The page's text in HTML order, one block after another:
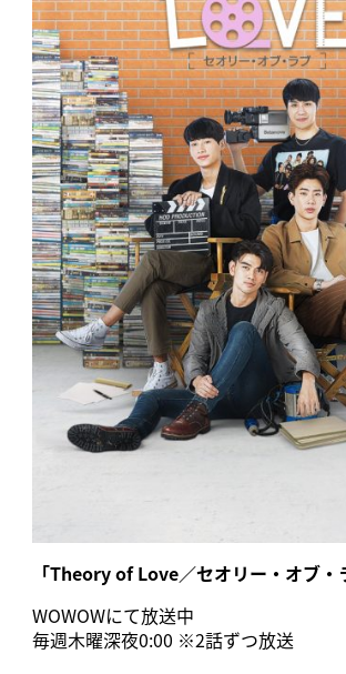
「Theory of Love／セオリー・オブ・
WOWOWにて放送中
毎週木曜深夜0:00 ※2話ずつ放送